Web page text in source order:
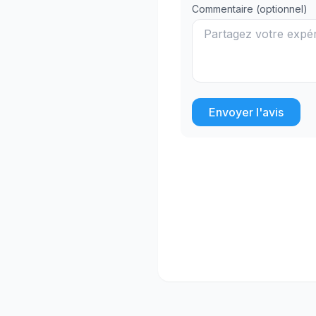
Commentaire (optionnel)
Envoyer l'avis